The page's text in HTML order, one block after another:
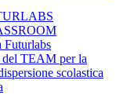
Futurlabs
TEAM per la
scolastica